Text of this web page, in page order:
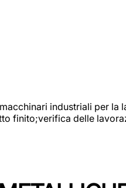
industriali per
finito;verifica delle